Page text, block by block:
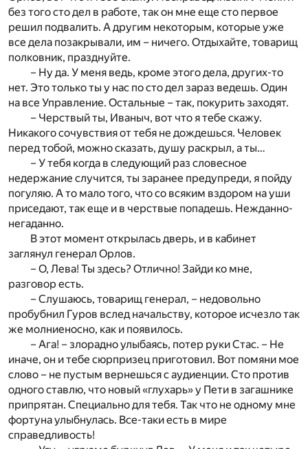
без того сто дел в работе, так он мне еще сто первое
решил подвалить. А другим некоторым, которые уже
все дела позакрывали, им – ничего. Отдыхайте, товарищ
полковник, празднуйте.
– Ну да. У меня ведь, кроме этого дела, других-то
нет. Это только ты у нас по сто дел зараз ведешь. Один
на все Управление. Остальные – так, покурить заходят.
– Черствый ты, Иваныч, вот что я тебе скажу.
Никакого сочувствия от тебя не дождешься. Человек
перед тобой, можно сказать, душу раскрыл, а ты…
– У тебя когда в следующий раз словесное
недержание случится, ты заранее предупреди, я пойду
погуляю. А то мало того, что со всяким вздором на уши
приседают, так еще и в черствые попадешь. Нежданно-
негаданно.
В этот момент открылась дверь, и в кабинет
заглянул генерал Орлов.
– О, Лева! Ты здесь? Отлично! Зайди ко мне,
разговор есть.
– Слушаюсь, товарищ генерал, – недовольно
пробубнил Гуров вслед начальству, которое исчезло так
же молниеносно, как и появилось.
– Ага! – злорадно улыбаясь, потер руки Стас. – Не
иначе, он и тебе сюрпризец приготовил. Вот помяни мое
слово – не пустым вернешься с аудиенции. Сто против
одного ставлю, что новый «глухарь» у Пети в загашнике
припрятан. Специально для тебя. Так что не одному мне
фортуна улыбнулась. Все-таки есть в мире
справедливость!